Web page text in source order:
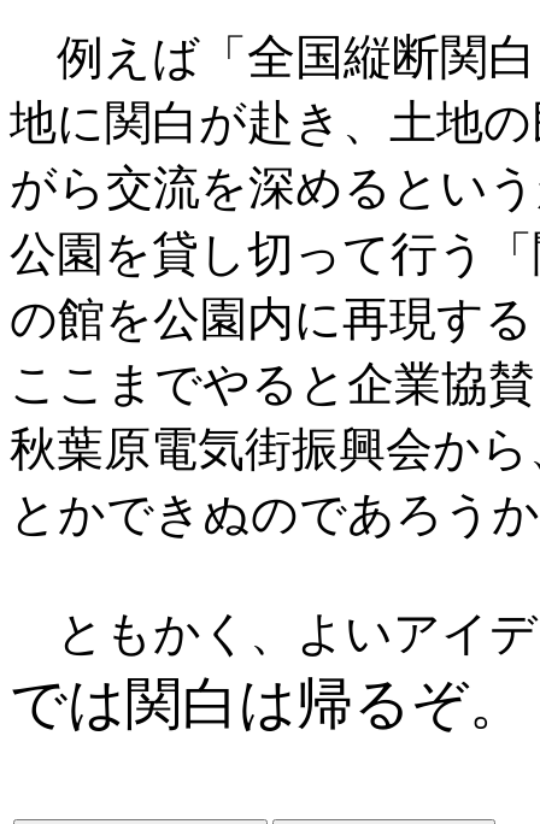
例えば「 全国縦断関
地に関白が赴き、土地
がら交流を深めるとい
公園を貸し切って行う「
の館を公園内に再現す
ここまでやると企業協
秋葉原電気街振興会か
とかできぬのであろう
ともかく、よいアイ
では関白は帰るぞ。